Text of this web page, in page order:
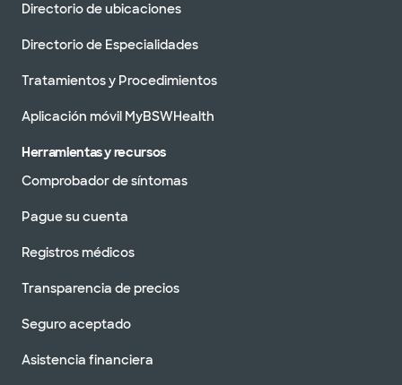
Directorio de ubicaciones
Directorio de Especialidades
Tratamientos y Procedimientos
Aplicación móvil MyBSWHealth
Herramientas y recursos
Comprobador de síntomas
Pague su cuenta
Registros médicos
Transparencia de precios
Seguro aceptado
Asistencia financiera